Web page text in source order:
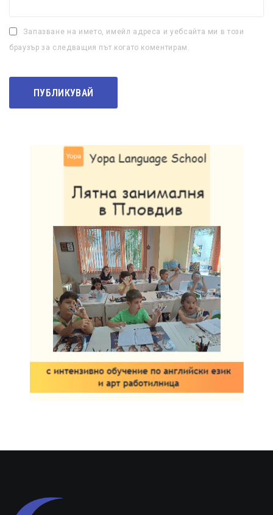
Запазване на името, имейл адреса и уебсайта ми в този
браузър за следващия път когато коментирам.